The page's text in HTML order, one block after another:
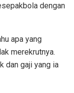
dengan
apa yang
merekrutnya.
dan gaji yang ia